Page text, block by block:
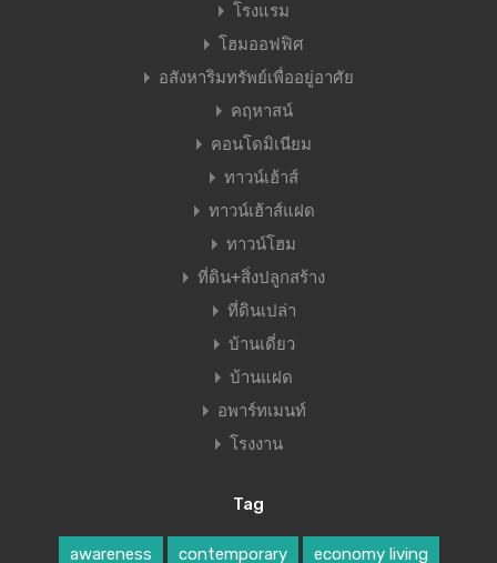
โรงแรม
โฮมออฟฟิศ
อสังหาริมทรัพย์เพื่ออยู่อาศัย
คฤหาสน์
คอนโดมิเนียม
ทาวน์เฮ้าส์
ทาวน์เฮ้าส์แฝด
ทาวน์โฮม
ที่ดิน+สิ่งปลูกสร้าง
ที่ดินเปล่า
บ้านเดี่ยว
บ้านแฝด
อพาร์ทเมนท์
โรงงาน
Tag
awareness contemporary economy living